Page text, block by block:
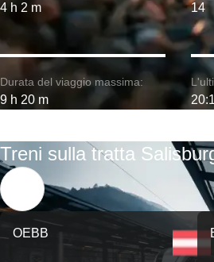
4 h 2 m
Durata del viaggio massima:
9 h 20 m
14
Treni sulla tratta
OEBB